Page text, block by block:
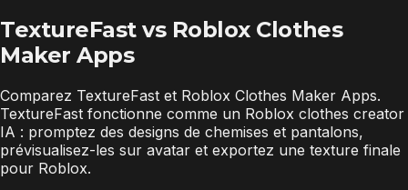
TextureFast vs Roblox Clothes
Maker Apps
Comparez TextureFast et Roblox Clothes Maker Apps.
TextureFast fonctionne comme un Roblox clothes creator
IA : promptez des designs de chemises et pantalons,
prévisualisez-les sur avatar et exportez une texture finale
pour Roblox.